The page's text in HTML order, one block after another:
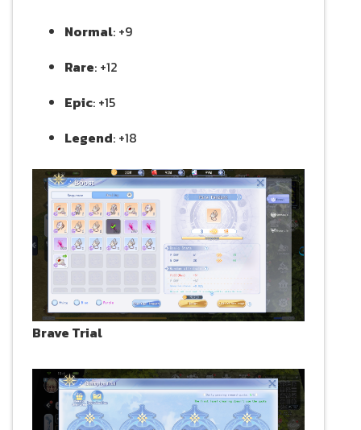
Normal: +9
Rare: +12
Epic: +15
Legend: +18
Brave Trial